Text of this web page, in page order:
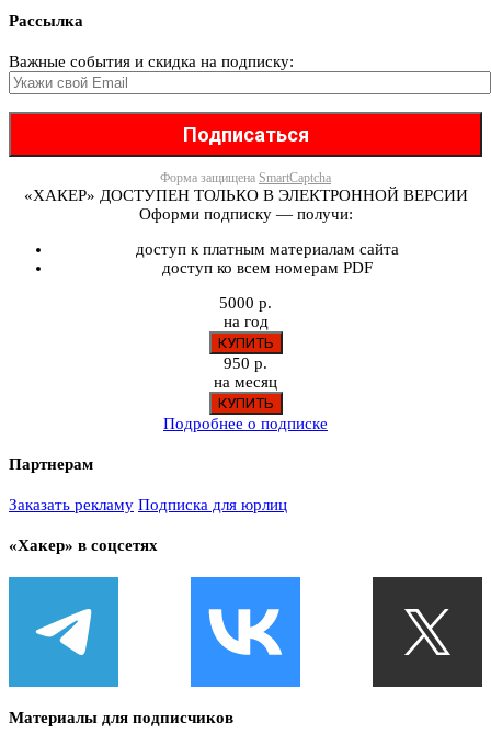
Рассылка
Важные события и скидка на подписку:
Форма защищена SmartCaptcha
«ХАКЕР» ДОСТУПЕН ТОЛЬКО В ЭЛЕКТРОННОЙ ВЕРСИИ
Оформи подписку — получи:
доступ к платным материалам сайта
доступ ко всем номерам PDF
5000 р.
на год
950 р.
на месяц
Подробнее о подписке
Партнерам
Заказать рекламу Подписка для юрлиц
«Хакер» в соцсетях
Материалы для подписчиков